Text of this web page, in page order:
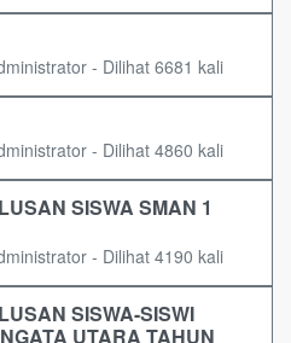
- Dilihat 6681 kali
- Dilihat 4860 kali
SISWA SMAN 1
- Dilihat 4190 kali
SISWA-SISWI
UTARA TAHUN